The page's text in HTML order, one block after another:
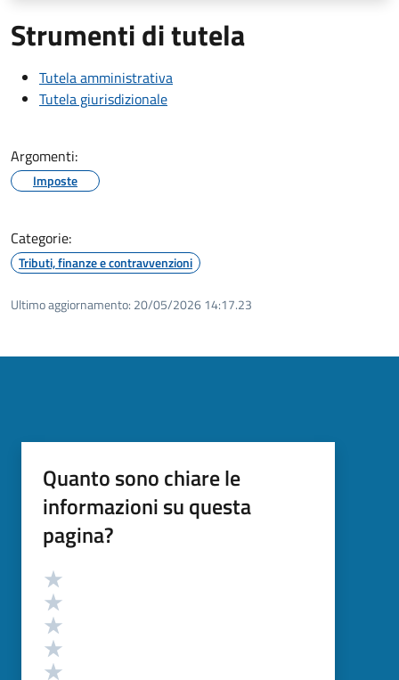
Strumenti di tutela
Tutela amministrativa
Tutela giurisdizionale
Argomenti:
Imposte
Categorie:
Tributi, finanze e contravvenzioni
Ultimo aggiornamento: 20/05/2026 14:17.23
Quanto sono chiare le
informazioni su questa
pagina?
Valutazione